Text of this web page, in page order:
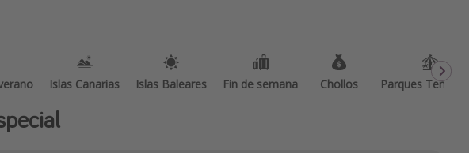
Islas Canarias Islas Baleares Fin de semana Chollos Parques